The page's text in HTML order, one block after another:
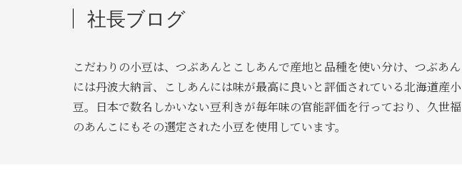
社長ブログ
こだわりの小豆は、つぶあんとこしあんで産地と品種を使い分け、つぶあん
には丹波大納言、こしあんには味が最高に良いと評価されている北海道産小
豆。日本で数名しかいない豆利きが毎年味の官能評価を行っており、久世福
のあんこにもその選定された小豆を使用しています。